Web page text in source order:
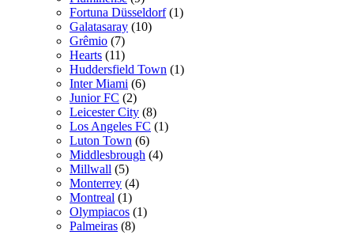
Fortuna Düsseldorf (1)
Galatasaray (10)
Grêmio (7)
Hearts (11)
Huddersfield Town (1)
Inter Miami (6)
Junior FC (2)
Leicester City (8)
Los Angeles FC (1)
Luton Town (6)
Middlesbrough (4)
Millwall (5)
Monterrey (4)
Montreal (1)
Olympiacos (1)
Palmeiras (8)